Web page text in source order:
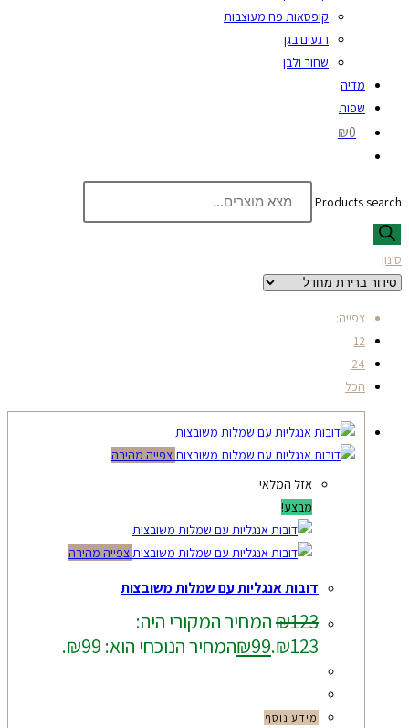
קופסאות פח מעוצבות
רגעים בגן
שחור ולבן
מדיה
שפות
₪0
Products search
סינון
צפייה:
12
24
הכל
צפייה מהירה
אזל המלאי
מבצע!
צפייה מהירה
דובות אנגליות עם שמלות משובצות
₪123
המחיר המקורי היה:
₪123.
₪99 המחיר הנוכחי הוא: ₪99.
מידע נוסף